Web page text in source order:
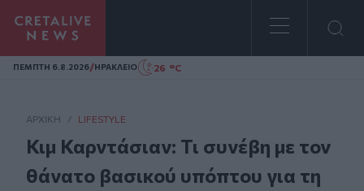
Homepage
ΠΕΜΠΤΗ 6.8.2026/ΗΡΑΚΛΕΙΟ 26 °C
ΑΡΧΙΚΗ / LIFESTYLE
Κιμ Καρντάσιαν: Τι συνέβη με τον
θάνατο βασικού υπόπτου για τη